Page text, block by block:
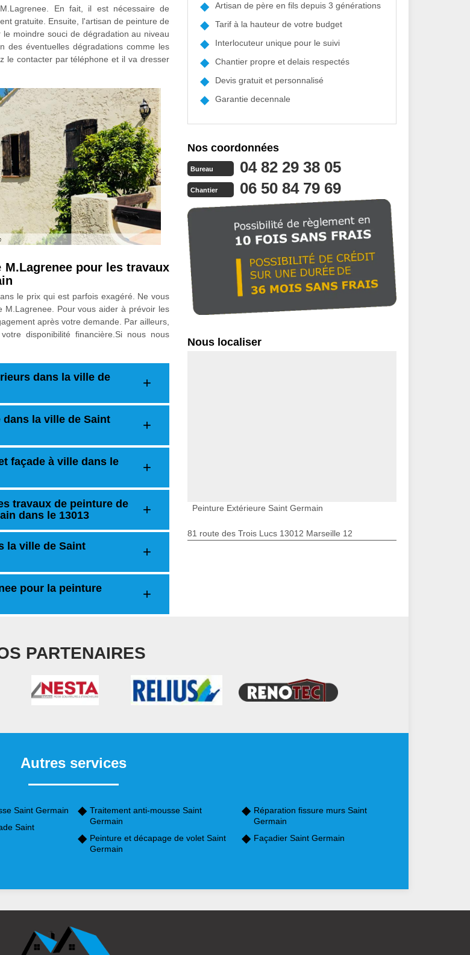
En fait, il est nécessaire de
gratuite. Ensuite, l'artisan de peinture de
moindre souci de dégradation au niveau
des éventuelles dégradations comme les
le contacter par téléphone et il va dresser
pour les travaux
le prix qui est parfois exagéré. Ne vous
Pour vous aider à prévoir les
après votre demande. Par ailleurs,
disponibilité financière.Si nous nous
dans la ville de
la ville de Saint
façade à ville dans le
travaux de peinture de
dans le 13013
la ville de Saint
pour la peinture
Artisan de père en fils depuis 3 générations
Tarif à la hauteur de votre budget
Interlocuteur unique pour le suivi
Chantier propre et delais respectés
Devis gratuit et personnalisé
Garantie decennale
Nos coordonnées
Bureau 04 82 29 38 05
Chantier 06 50 84 79 69
Nous localiser
Peinture Extérieure Saint Germain
81 route des Trois Lucs 13012 Marseille 12
PARTENAIRES
Autres services
Saint Germain
Saint
Traitement anti-mousse Saint
Germain
Peinture et décapage de volet Saint
Germain
Réparation fissure murs Saint
Germain
Façadier Saint Germain